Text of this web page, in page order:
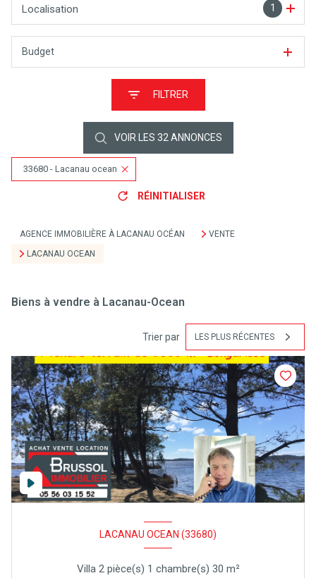
1
Localisation
Budget
FILTRER
VOIR LES 32 ANNONCES
33680 - Lacanau ocean
RÉINITIALISER
AGENCE IMMOBILIÈRE À LACANAU OCÉAN
VENTE
LACANAU OCEAN
Biens à vendre à Lacanau-Ocean
Trier par LES PLUS RÉCENTES
LACANAU OCEAN (33680)
Villa 2 pièce(s) 1 chambre(s) 30 m²